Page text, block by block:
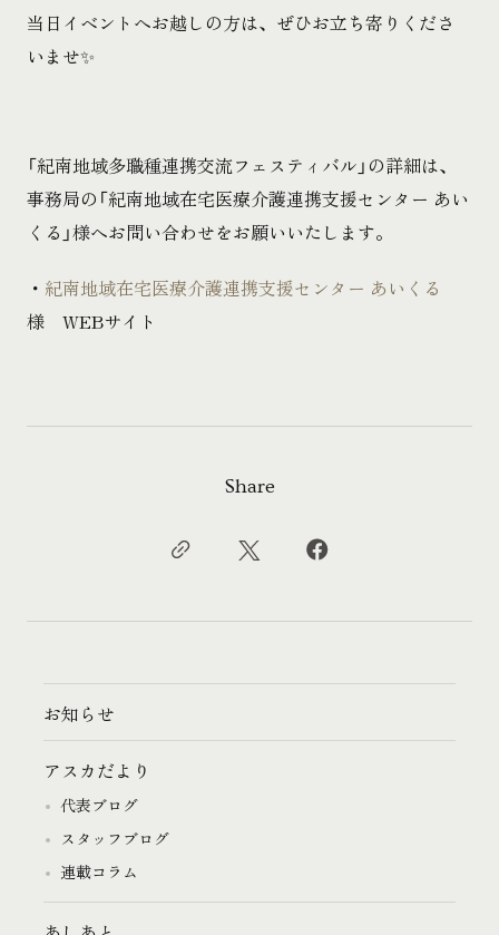
当日イベントへお越しの方は、ぜひお立ち寄りくださ
いませ✨
「紀南地域多職種連携交流フェスティバル」の詳細は、
事務局の「紀南地域在宅医療介護連携支援センター あい
くる」様へお問い合わせをお願いいたします。
・ 紀南地域在宅医療介護連携支援センター あいくる
様 WEBサイト
Share
お知らせ
アスカだより
代表ブログ
スタッフブログ
連載コラム